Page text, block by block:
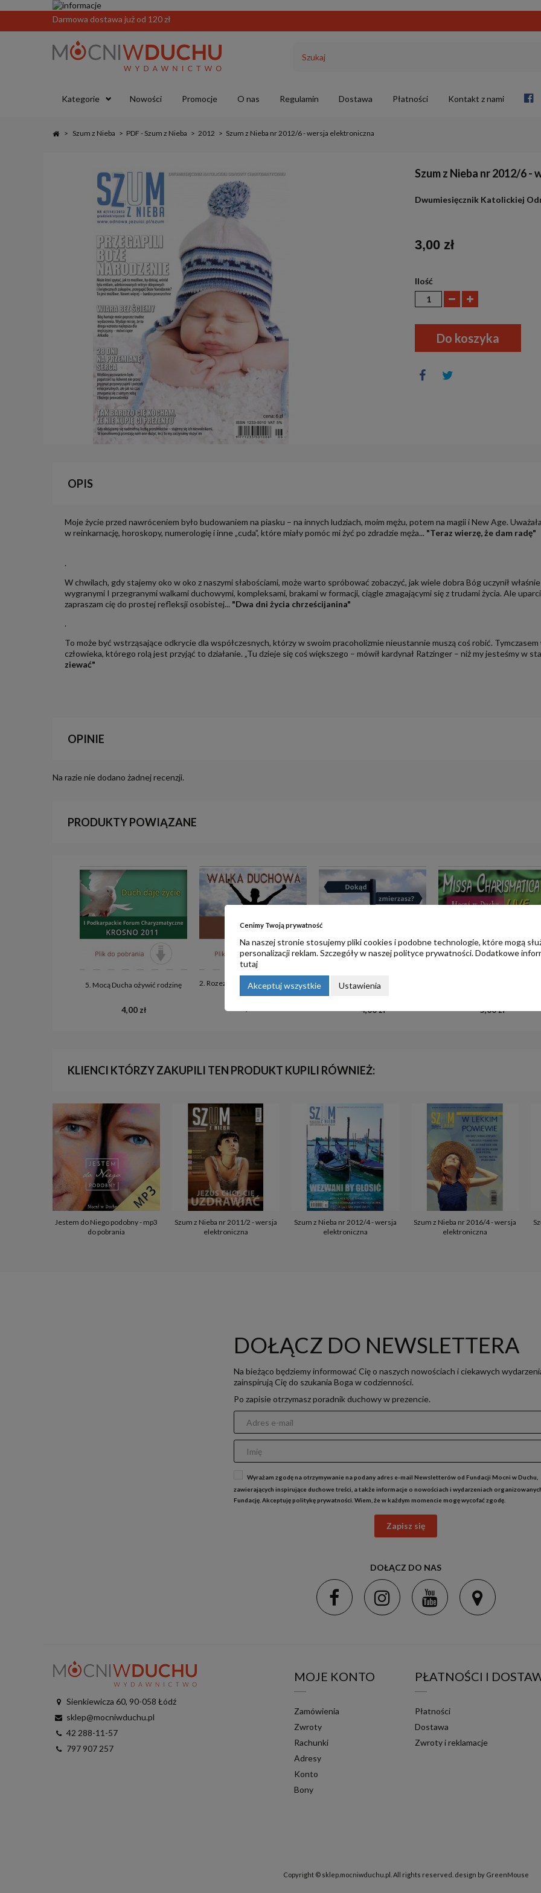
Darmowa dostawa już od 120 zł
Kategorie Nowości Promocje O nas Regulamin Dostawa Płatności Kontakt z nami
> Szum z Nieba > PDF - Szum z Nieba > 2012 > Szum z Nieba nr 2012/6 - wersja elektroniczna
Szum z Nieba nr 2012/6 -
Dwumiesięcznik Katolickiej
3,00 zł
Ilość
Do koszyka
OPIS
Moje życie przed nawróceniem było budowaniem na piasku – na innych ludziach, moim mężu, potem na magii i New Age.
w reinkarnację, horoskopy, numerologię i inne „cuda”, które miały pomóc mi żyć po zdradzie męża... "Teraz wierzę, że dam radę"
.
W chwilach, gdy stajemy oko w oko z naszymi słabościami, może warto spróbować zobaczyć, jak wiele dobra Bóg uczynił
wygranymi I przegranymi walkami duchowymi, kompleksami, brakami w formacji, ciągle zmagającymi się z trudami życia. Ale
zapraszam cię do prostej refleksji osobistej... "Dwa dni życia chrześcijanina"
.
To może być wstrząsające odkrycie dla współczesnych, którzy w swoim pracoholizmie nieustannie muszą coś robić.
człowieka, którego rolą jest przyjąć to działanie. „Tu dzieje się coś większego – mówił kardynał Ratzinger – niż my jesteśmy w
ziewać"
OPINIE
Na razie nie dodano żadnej recenzji.
PRODUKTY POWIĄZANE
5. Mocą Ducha ożywić rodzinę
4,00 zł
2. Rozeznawanie w małżeństwie i
4. Moc uwielbienia
4,00 zł 5,00 zł
KLIENCI KTÓRZY ZAKUPILI TEN PRODUKT KUPILI RÓWNIEŻ:
Jestem do Niego podobny - mp3
do pobrania
Szum z Nieba nr 2011/2 - wersja
elektroniczna
Szum z Nieba nr 2012/4 - wersja
elektroniczna
Szum z Nieba nr 2016/4 - wersja
elektroniczna
DOŁĄCZ DO NEWSLETTERA
Na bieżąco będziemy informować Cię o naszych nowościach i ciekawych
zainspirują Cię do szukania Boga w codzienności.
Po zapisie otrzymasz poradnik duchowy w prezencie.
Wyrażam zgodę na otrzymywanie na podany adres e-mail Newsletterów od Fundacji Mocni w Duchu,
zawierających inspirujące duchowe treści, a także informacje o nowościach i wydarzeniach
Fundację. Akceptujępolitykę prywatności. Wiem, że w każdym momencie mogę wycofać zgodę.
Zapisz się
DOŁĄCZ DO NAS
Sienkiewicza 60, 90-058 Łódź
sklep@mocniwduchu.pl
42 288-11-57
797 907 257
MOJE KONTO
Zamówienia
Zwroty
Rachunki
Adresy
Konto
Bony
PŁATNOŚCI I
Płatności
Dostawa
Zwroty i reklamacje
Cenimy Twoją prywatność
Na naszej stronie stosujemy pliki cookies i podobne technologie, które mogą
personalizacji reklam. Szczegóły w naszejpolityce prywatności. Dodatkowe
tutaj
Akceptuj wszystkie Ustawienia
Copyright © sklep.mocniwduchu.pl. All rights reserved. design by GreenMouse